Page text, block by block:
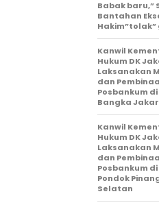
Babak baru,”
Bantahan
Kanwil
Hukum DK
Laksanakan
dan
Posbankum
Bangka
Kanwil
Hukum DK
Laksanakan
dan
Posbankum
Pondok
Selatan